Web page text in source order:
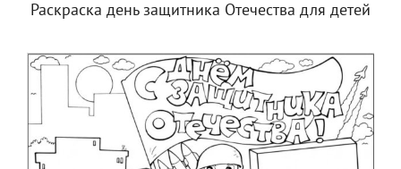
Раскраска день защитника Отечества для детей